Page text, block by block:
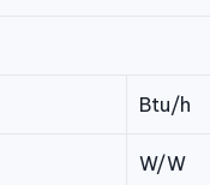
Btu/h
W/W